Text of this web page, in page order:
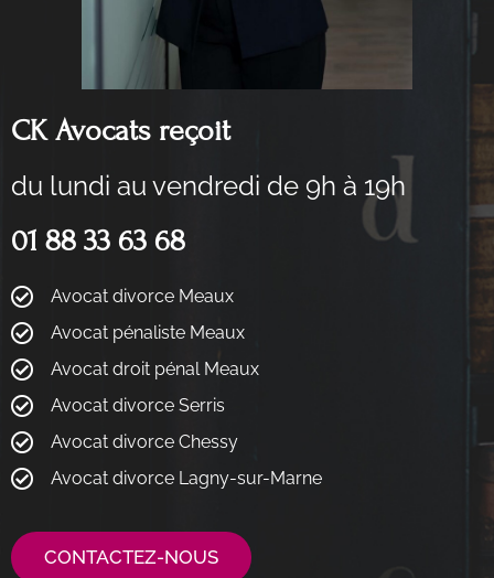
CK Avocats reçoit
du lundi au vendredi de 9h à 19h
01 88 33 63 68
Avocat divorce Meaux
Avocat pénaliste Meaux
Avocat droit pénal Meaux
Avocat divorce Serris
Avocat divorce Chessy
Avocat divorce Lagny-sur-Marne
CONTACTEZ-NOUS